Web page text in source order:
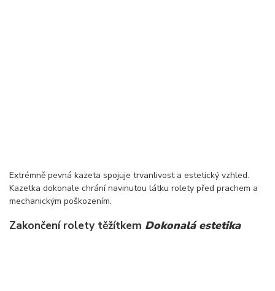
Extrémně pevná kazeta spojuje trvanlivost a estetický vzhled.
Kazetka dokonale chrání navinutou látku rolety před prachem a
mechanickým poškozením.
Zakončení rolety těžítkem Dokonalá estetika